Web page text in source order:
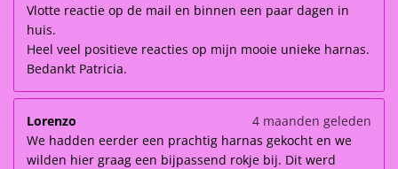
Vlotte reactie op de mail en binnen een paar dagen in
huis.
Heel veel positieve reacties op mijn mooie unieke harnas.
Bedankt Patricia.
Lorenzo
4 maanden geleden
We hadden eerder een prachtig harnas gekocht en we
wilden hier graag een bijpassend rokje bij. Dit werd